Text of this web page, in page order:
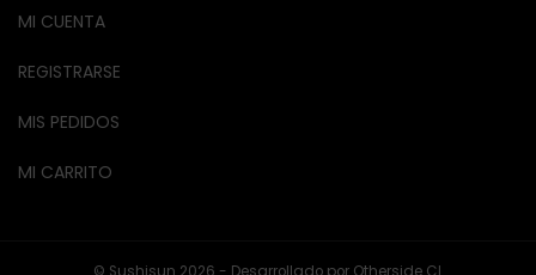
MI CUENTA
REGISTRARSE
MIS PEDIDOS
MI CARRITO